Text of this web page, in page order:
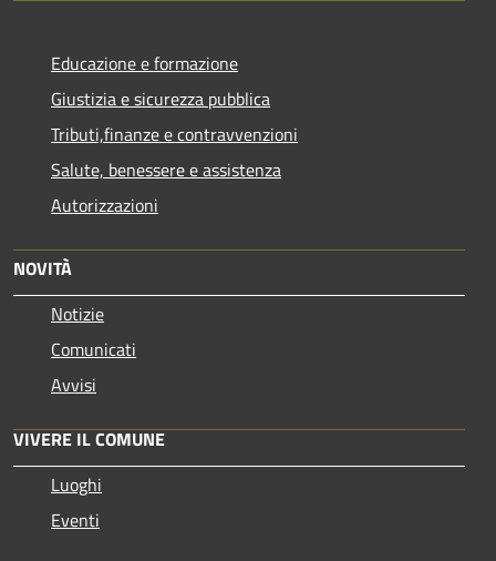
Educazione e formazione
Giustizia e sicurezza pubblica
Tributi,finanze e contravvenzioni
Salute, benessere e assistenza
Autorizzazioni
NOVITÀ
Notizie
Comunicati
Avvisi
VIVERE IL COMUNE
Luoghi
Eventi